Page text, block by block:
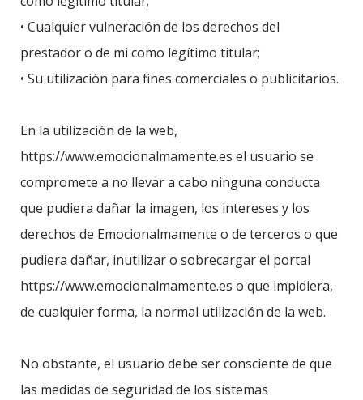
• Cualquier vulneración de los derechos del
prestador o de mi como legítimo titular;
• Su utilización para fines comerciales o publicitarios.
En la utilización de la web,
https://www.emocionalmamente.es el usuario se
compromete a no llevar a cabo ninguna conducta
que pudiera dañar la imagen, los intereses y los
derechos de Emocionalmamente o de terceros o que
pudiera dañar, inutilizar o sobrecargar el portal
https://www.emocionalmamente.es o que impidiera,
de cualquier forma, la normal utilización de la web.
No obstante, el usuario debe ser consciente de que
las medidas de seguridad de los sistemas